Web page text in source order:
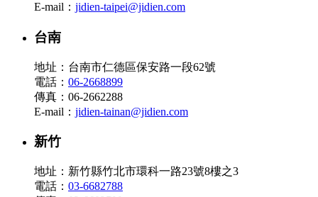
E-mail： jidien-taipei@jidien.com
台南
地址：台南市仁德區保安路一段62號
電話： 06-2668899
傳真：06-2662288
E-mail： jidien-tainan@jidien.com
新竹
地址：新竹縣竹北市環科一路23號8樓之3
電話： 03-6682788